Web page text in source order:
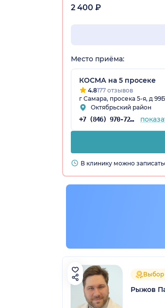
2 400 ₽
Место приёма:
КОСМА на 5 просеке
4.8177 отзывов
г Самара, просека 5-я, д 99Б
Октябрьский район
+7 (846) 970-72-14
В клинику можно
Выбор
Рыжов